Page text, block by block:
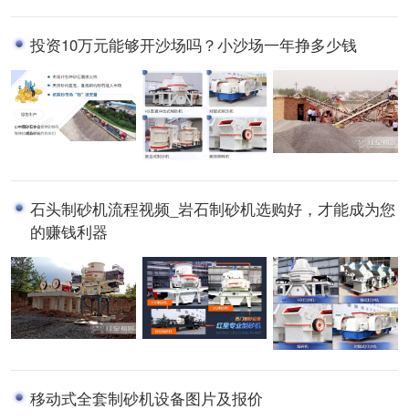
投资10万元能够开沙场吗？小沙场一年挣多少钱
石头制砂机流程视频_岩石制砂机选购好，才能成为您
的赚钱利器
移动式全套制砂机设备图片及报价